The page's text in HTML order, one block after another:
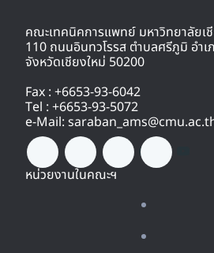
คณะเทคนิคการแพทย์ มหาวิทยาลัยเ
110 ถนนอินทวโรรส ตำบลศรีภูมิ อำเ
จังหวัดเชียงใหม่ 50200
Fax : +6653-93-6042
Tel : +6653-93-5072
e-Mail:
หน่วยงานในคณะฯ